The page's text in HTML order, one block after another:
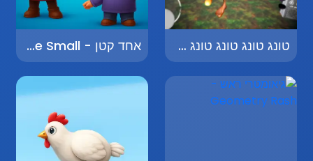
טונג טונג טונג טונג סאהור - Tung Tung Tung Tung Sahur אחד קטן - One Small